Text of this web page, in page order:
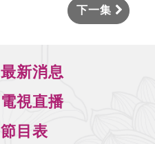
下一集
最新消息
電視直播
節目表